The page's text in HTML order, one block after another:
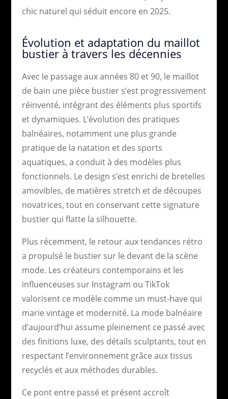
chic naturel qui séduit encore en 2025.
Évolution et adaptation du maillot
bustier à travers les décennies
Avec le passage aux années 80 et 90, le maillot
de bain une pièce bustier s’est progressivement
réinventé, intégrant des éléments plus sportifs
et dynamiques. L’évolution des pratiques
balnéaires, notamment une plus grande
pratique de la natation et des sports
aquatiques, a conduit à des modèles plus
fonctionnels. Le design s’est enrichi de bretelles
amovibles, de matières stretch et de découpes
novatrices, tout en conservant cette signature
bustier qui flatte la silhouette.
Plus récemment, le retour aux tendances rétro
a propulsé le bustier sur le devant de la scène
mode. Les créateurs contemporains et les
influenceuses sur Instagram ou TikTok
valorisent ce modèle comme un must-have qui
marie vintage et modernité. La mode balnéaire
d’aujourd’hui assume pleinement ce passé avec
des finitions luxe, des détails sculptants, tout en
respectant l’environnement grâce aux tissus
recyclés et aux méthodes durables.
Ce pont entre passé et présent accroît